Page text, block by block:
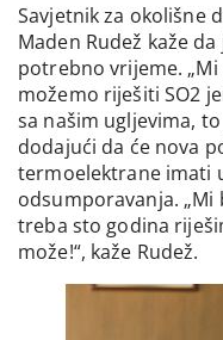
Savjetnik za okolišne
Maden Rudež kaže
potrebno vrijeme.
možemo riješiti SO2
sa našim ugljevima, to
dodajući da će nova
termoelektrane imati
odsumporavanja. „Mi
treba sto godina
može!“, kaže Rudež.